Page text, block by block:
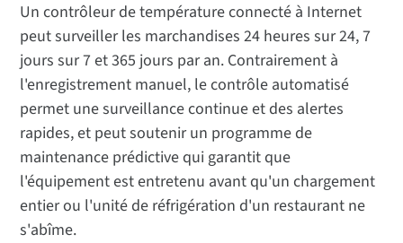
Un contrôleur de température connecté à Internet
peut surveiller les marchandises 24 heures sur 24, 7
jours sur 7 et 365 jours par an. Contrairement à
l'enregistrement manuel, le contrôle automatisé
permet une surveillance continue et des alertes
rapides, et peut soutenir un programme de
maintenance prédictive qui garantit que
l'équipement est entretenu avant qu'un chargement
entier ou l'unité de réfrigération d'un restaurant ne
s'abîme.